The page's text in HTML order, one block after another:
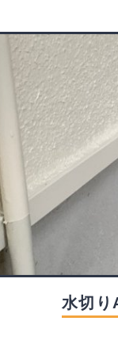
水切り